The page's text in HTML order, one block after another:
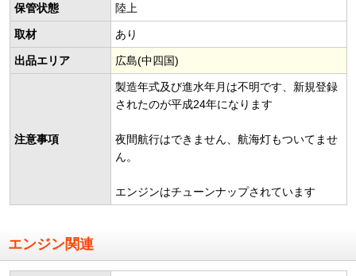
保管状態 陸上
取材 あり
出品エリア 広島(中四国)
注意事項
製造年式及び進水年月は不明です、新規登録
されたのが平成24年になります
夜間航行はできません、航海灯もついてませ
ん。
エンジンはチューンナップされています
エンジン関連